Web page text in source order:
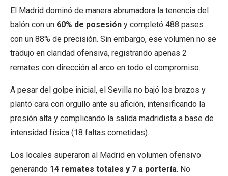
El Madrid dominó de manera abrumadora la tenencia del
balón con un 60% de posesión y completó 488 pases
con un 88% de precisión. Sin embargo, ese volumen no se
tradujo en claridad ofensiva, registrando apenas 2
remates con dirección al arco en todo el compromiso.
A pesar del golpe inicial, el Sevilla no bajó los brazos y
plantó cara con orgullo ante su afición, intensificando la
presión alta y complicando la salida madridista a base de
intensidad física (18 faltas cometidas).
Los locales superaron al Madrid en volumen ofensivo
generando 14 remates totales y 7 a portería. No